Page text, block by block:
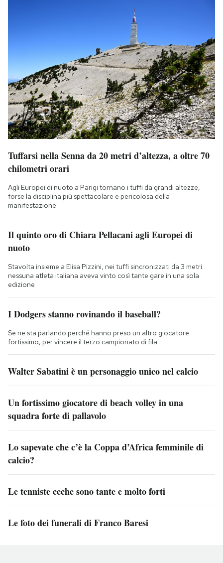
Tuffarsi nella Senna da 20 metri d’altezza, a oltre 70
chilometri orari
Agli Europei di nuoto a Parigi tornano i tuffi da grandi altezze,
forse la disciplina più spettacolare e pericolosa della
manifestazione
Il quinto oro di Chiara Pellacani agli Europei di
nuoto
Stavolta insieme a Elisa Pizzini, nei tuffi sincronizzati da 3 metri:
nessuna atleta italiana aveva vinto così tante gare in una sola
edizione
I Dodgers stanno rovinando il baseball?
Se ne sta parlando perché hanno preso un altro giocatore
fortissimo, per vincere il terzo campionato di fila
Walter Sabatini è un personaggio unico nel calcio
Un fortissimo giocatore di beach volley in una
squadra forte di pallavolo
Lo sapevate che c’è la Coppa d’Africa femminile di
calcio?
Le tenniste ceche sono tante e molto forti
Le foto dei funerali di Franco Baresi